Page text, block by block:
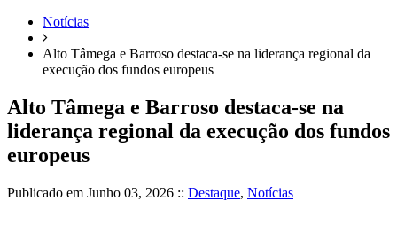
Notícias
Alto Tâmega e Barroso destaca-se na liderança regional da
execução dos fundos europeus
Alto Tâmega e Barroso destaca-se na
liderança regional da execução dos fundos
europeus
Publicado em Junho 03, 2026 :: Destaque, Notícias